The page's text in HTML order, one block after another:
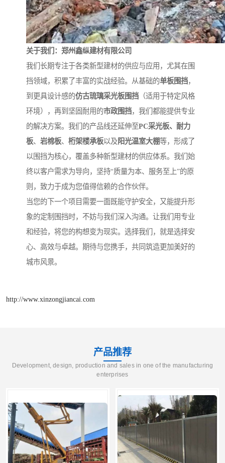
关于我们：郑州鑫纵建材有限公司
我们长期专注于各类新型建材的供应与应用，尤其在围
挡领域，积累了丰富的实战经验。从基础的单板围挡，
到更具设计感的仿古琉璃采光板围挡 （适用于特定风格
环境），再到坚固耐用的市政围挡，我们都能提供专业
的解决方案。我们的产品线还延伸至PC采光板、耐力
板、 岩棉板、 桁架楼承板以及阳光温室大棚等，形成了
以围挡为核心，覆盖多种新型建材的供应体系。我们始
终以客户需求为导向，坚持“质量为本、服务至上”的原
则，致力于成为您值得信赖的合作伙伴。
当您的下一个项目需要一面既能守护安全，又能提升形
象的定制围挡时，不妨与我们深入沟通。让我们用专业
和经验，将您的构想变为现实。选择我们，就是选择安
心、高效与卓越。期待与您携手，共同筑造更加美好的
城市风景。
http://www.xinzongjiancai.com
产品推荐
Development, design, production and sales in one of the manufacturing
enterprises